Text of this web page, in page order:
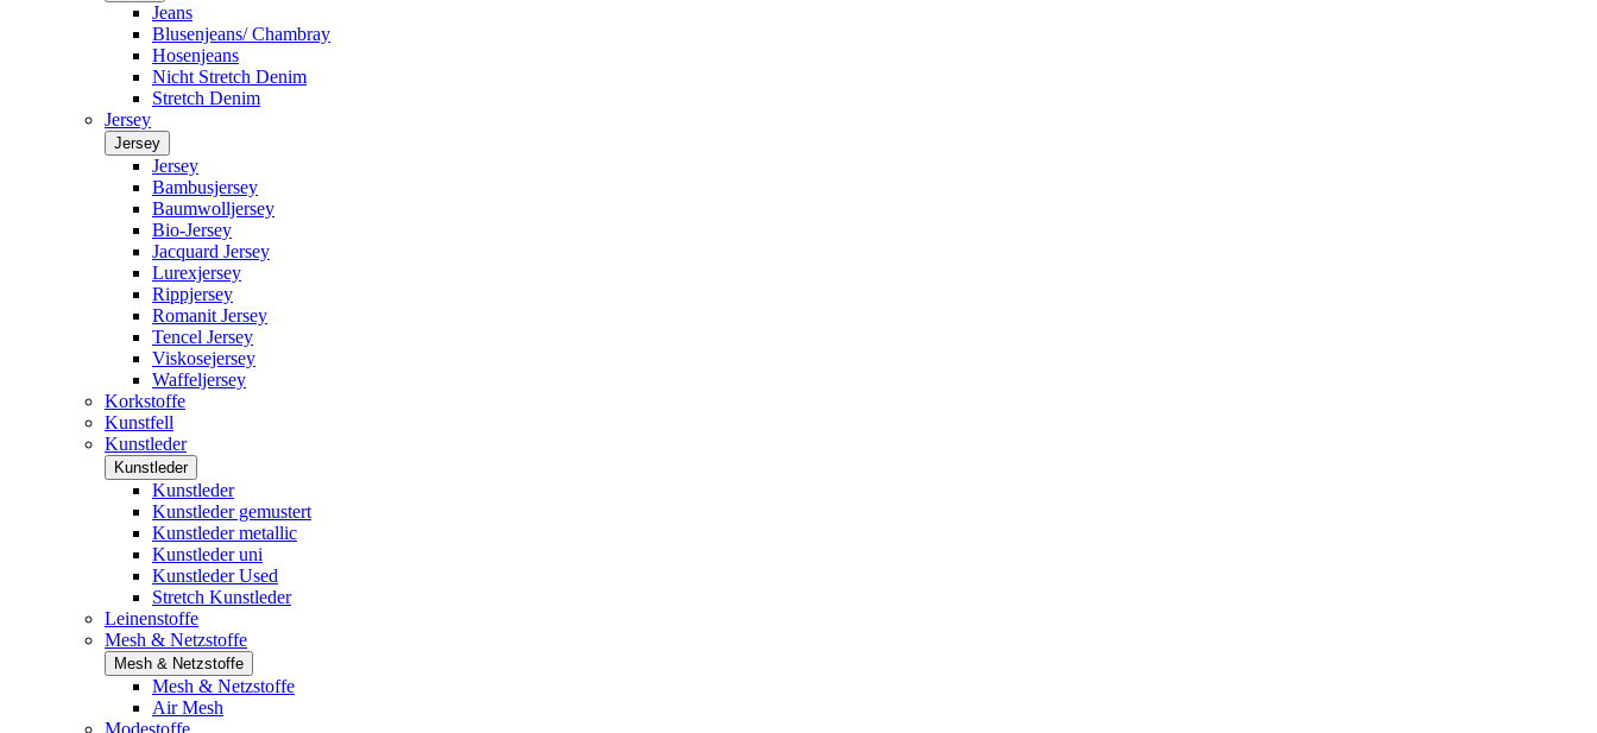
Jeans
Blusenjeans/ Chambray
Hosenjeans
Nicht Stretch Denim
Stretch Denim
Jersey
Jersey
Jersey
Bambusjersey
Baumwolljersey
Bio-Jersey
Jacquard Jersey
Lurexjersey
Rippjersey
Romanit Jersey
Tencel Jersey
Viskosejersey
Waffeljersey
Korkstoffe
Kunstfell
Kunstleder
Kunstleder
Kunstleder
Kunstleder gemustert
Kunstleder metallic
Kunstleder uni
Kunstleder Used
Stretch Kunstleder
Leinenstoffe
Mesh & Netzstoffe
Mesh & Netzstoffe
Mesh & Netzstoffe
Air Mesh
Modestoffe